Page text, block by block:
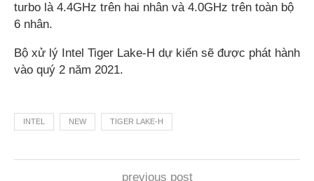
turbo là 4.4GHz trên hai nhân và 4.0GHz trên toàn bộ
6 nhân.
Bộ xử lý Intel Tiger Lake-H dự kiến sẽ được phát hành
vào quý 2 năm 2021.
INTEL NEW TIGER LAKE-H
previous post